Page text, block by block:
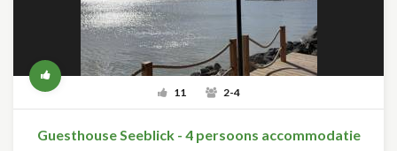
11 2-4
Guesthouse Seeblick - 4 persoons accommodatie